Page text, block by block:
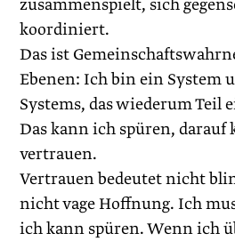
zusammenspielt, sich
koordiniert.
Das ist
Ebenen: Ich bin ein System
Systems, das wiederum Teil
Das kann ich spüren, darauf
vertrauen.
Vertrauen bedeutet nicht
nicht vage Hoffnung. Ich
ich kann spüren. Wenn ich